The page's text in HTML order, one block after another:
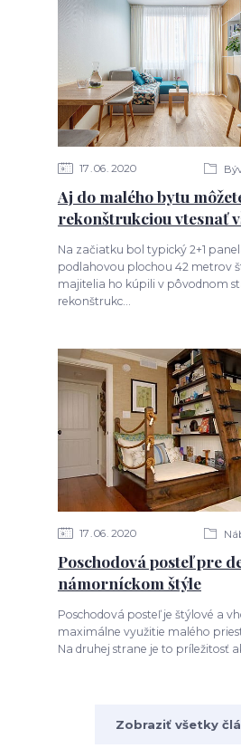
17 06 2020
Aj do malého bytu
rekonštrukciou vtesnať
Na začiatku bol typický 2+1
podlahovou plochou 42 metrov
majitelia ho kúpili v pôvodnom
rekonštrukc...
17 06 2020
Poschodová posteľ pre
námorníckom štýle
Poschodová posteľ je štýlové a
maximálne využitie malého
Na druhej strane je to príležitosť
Zobraziť všetky